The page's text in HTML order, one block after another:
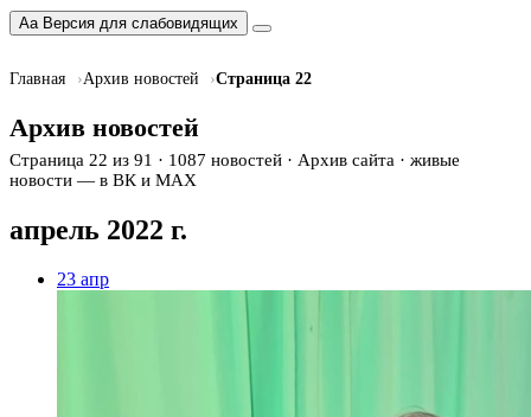
Aa Версия для слабовидящих
Главная Архив новостей Страница 22
Архив новостей
Страница 22 из 91 · 1087 новостей · Архив сайта · живые
новости — в ВК и MAX
апрель 2022 г.
23 апр